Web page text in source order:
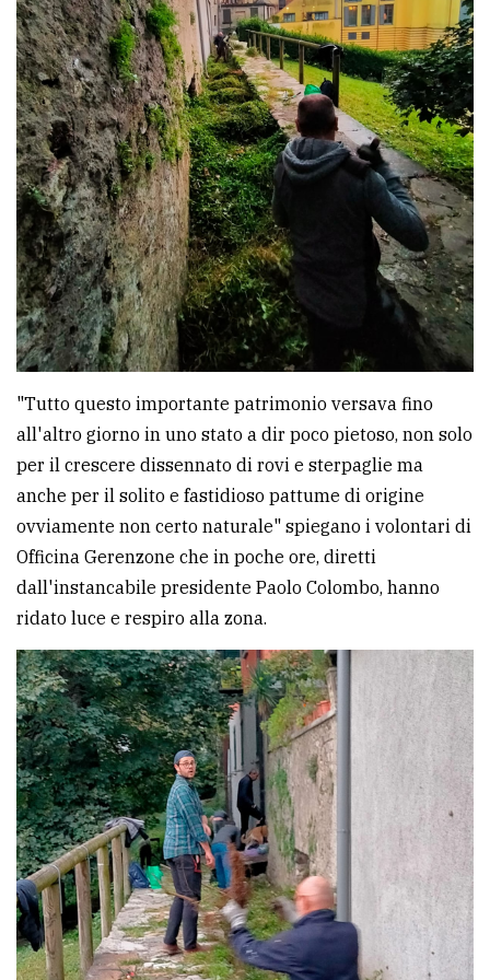
"Tutto questo importante patrimonio versava fino
all'altro giorno in uno stato a dir poco pietoso, non solo
per il crescere dissennato di rovi e sterpaglie ma
anche per il solito e fastidioso pattume di origine
ovviamente non certo naturale" spiegano i volontari di
Officina Gerenzone che in poche ore, diretti
dall'instancabile presidente Paolo Colombo, hanno
ridato luce e respiro alla zona.